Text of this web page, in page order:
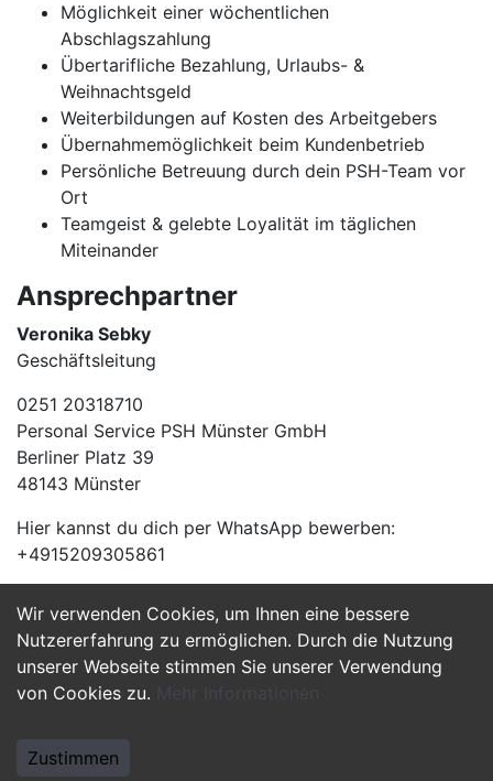
Wir verwenden Cookies, um Ihnen eine bessere
Nutzererfahrung zu ermöglichen. Durch die Nutzung
unserer Webseite stimmen Sie unserer Verwendung
von Cookies zu. Mehr Informationen
Zustimmen
Möglichkeit einer wöchentlichen
Abschlagszahlung
Übertarifliche Bezahlung, Urlaubs- &
Weihnachtsgeld
Weiterbildungen auf Kosten des Arbeitgebers
Übernahmemöglichkeit beim Kundenbetrieb
Persönliche Betreuung durch dein PSH-Team vor
Ort
Teamgeist & gelebte Loyalität im täglichen
Miteinander
Ansprechpartner
Veronika Sebky
Geschäftsleitung
0251 20318710
Personal Service PSH Münster GmbH
Berliner Platz 39
48143 Münster
Hier kannst du dich per WhatsApp bewerben:
+4915209305861
Jetzt Bewerben